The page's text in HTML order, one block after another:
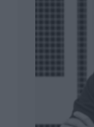
Découvrez Fundora,